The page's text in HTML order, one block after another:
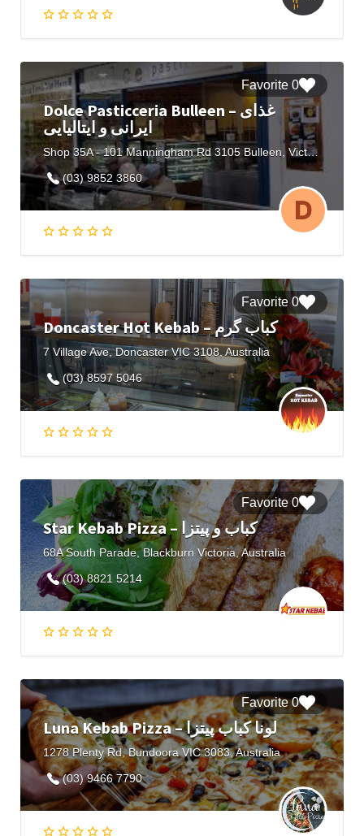
0 Favorite
Dolce Pasticceria Bulleen – غذای
ایرانی و ایتالیایی
Shop 35A - 101 Manningham Rd 3105 Bulleen, Victoria, Australia
(03) 9852 3860
0 Favorite
Doncaster Hot Kebab – کباب گرم
7 Village Ave, Doncaster VIC 3108, Australia
(03) 8597 5046
0 Favorite
Star Kebab Pizza – کباب و پیتزا
68A South Parade, Blackburn Victoria, Australia
(03) 8821 5214
0 Favorite
Luna Kebab Pizza – لونا کباب پیتزا
1278 Plenty Rd, Bundoora VIC 3083, Australia
(03) 9466 7790